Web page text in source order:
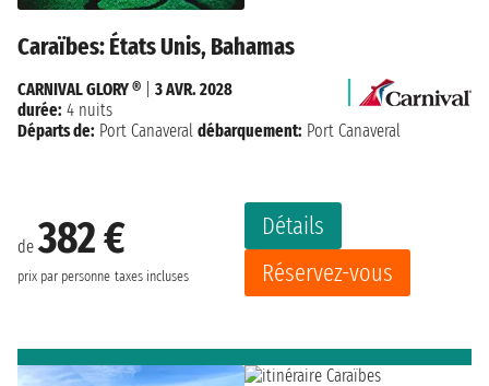
Caraïbes: États Unis, Bahamas
de382 €
prix par personne taxes incluses
Détails
Réservez-vous
CARNIVAL GLORY ®
3 AVR. 2028
durée: 4 nuits
Départs de: Port Canaveral débarquement: Port Canaveral